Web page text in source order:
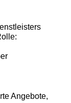
Angebote,